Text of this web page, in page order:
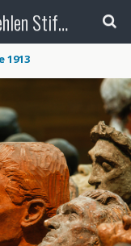
Johannes Theodor Thormaehlen Stiftung
1913